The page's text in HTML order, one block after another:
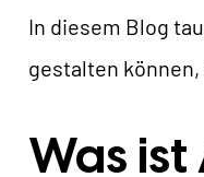
In diesem Blog
gestalten
Was ist